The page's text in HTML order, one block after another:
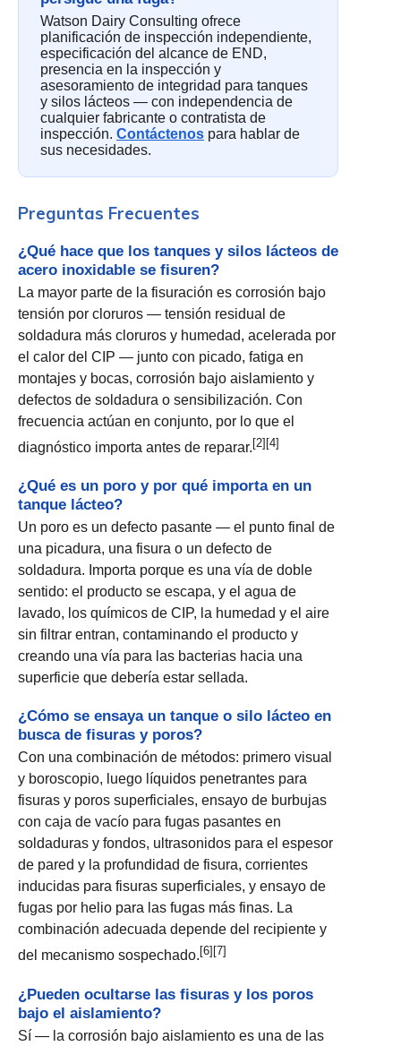
Watson Dairy Consulting ofrece
planificación de inspección independiente,
especificación del alcance de END,
presencia en la inspección y
asesoramiento de integridad para tanques
y silos lácteos — con independencia de
cualquier fabricante o contratista de
inspección. Contáctenos para hablar de
sus necesidades.
Preguntas Frecuentes
¿Qué hace que los tanques y silos lácteos de
acero inoxidable se fisuren?
La mayor parte de la fisuración es corrosión bajo
tensión por cloruros — tensión residual de
soldadura más cloruros y humedad, acelerada por
el calor del CIP — junto con picado, fatiga en
montajes y bocas, corrosión bajo aislamiento y
defectos de soldadura o sensibilización. Con
frecuencia actúan en conjunto, por lo que el
diagnóstico importa antes de reparar. [2][4]
¿Qué es un poro y por qué importa en un
tanque lácteo?
Un poro es un defecto pasante — el punto final de
una picadura, una fisura o un defecto de
soldadura. Importa porque es una vía de doble
sentido: el producto se escapa, y el agua de
lavado, los químicos de CIP, la humedad y el aire
sin filtrar entran, contaminando el producto y
creando una vía para las bacterias hacia una
superficie que debería estar sellada.
¿Cómo se ensaya un tanque o silo lácteo en
busca de fisuras y poros?
Con una combinación de métodos: primero visual
y boroscopio, luego líquidos penetrantes para
fisuras y poros superficiales, ensayo de burbujas
con caja de vacío para fugas pasantes en
soldaduras y fondos, ultrasonidos para el espesor
de pared y la profundidad de fisura, corrientes
inducidas para fisuras superficiales, y ensayo de
fugas por helio para las fugas más finas. La
combinación adecuada depende del recipiente y
del mecanismo sospechado. [6][7]
¿Pueden ocultarse las fisuras y los poros
bajo el aislamiento?
Sí — la corrosión bajo aislamiento es una de las